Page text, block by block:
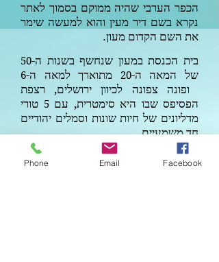
הכפר הערבי שהיה ממוקם בסמוך לאתר
נקרא בשם דיר מעין והוא למעשה שימר
את השם הקדום מעון.
בית הכנסת במעון שנחשף בשנות ה-50
של המאה ה-20 מתוארך למאה ה-6
ופונה צפונה לכיוון ירושלים, רצפת
הפסיפס שבו היא סימטרית, עם5 טורי
מדליונים של חיות שונות וסמלים יהודיים
חד משמעיים.
רצפת הפסיפס מכילה כתובת הקדשה
בארמית לזכר תורמי הפסיפס, סמל מנורה
Phone Email Facebook